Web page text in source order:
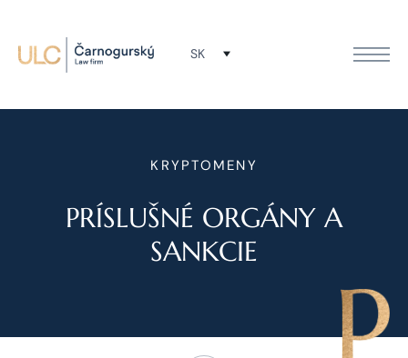
SK
KRYPTOMENY
PRÍSLUŠNÉ ORGÁNY A
SANKCIE